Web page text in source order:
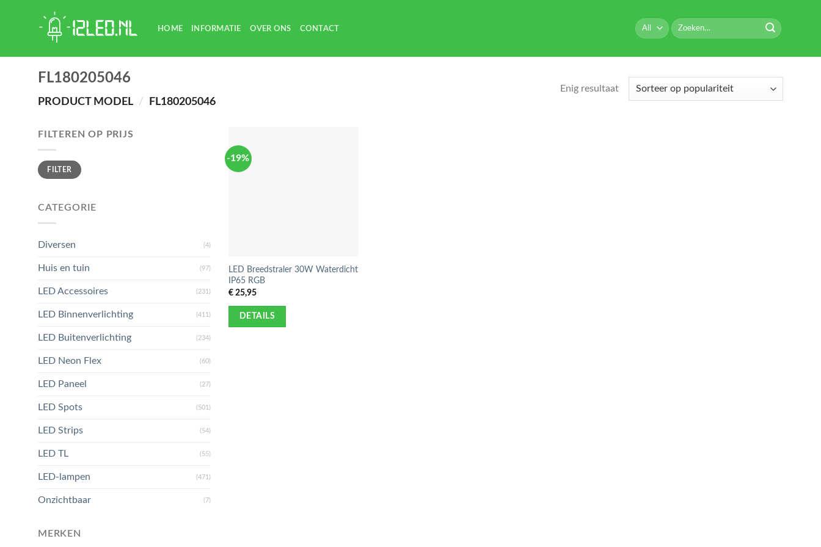
HOME INFORMATIE OVER ONS CONTACT
Zoeken
naar:
FL180205046
PRODUCT MODEL / FL180205046
Enig resultaat
FILTEREN OP PRIJS
Min.
prijs
Max.
prijsFILTER
CATEGORIE
Diversen (4)
Huis en tuin (97)
LED Accessoires (231)
LED Binnenverlichting (411)
LED Buitenverlichting (234)
LED Neon Flex (60)
LED Paneel (27)
LED Spots (501)
LED Strips (54)
LED TL (55)
LED-lampen (471)
Onzichtbaar (7)
MERKEN
-19%
LED Breedstraler 30W Waterdicht
IP65 RGB
€ 25,95
DETAILS